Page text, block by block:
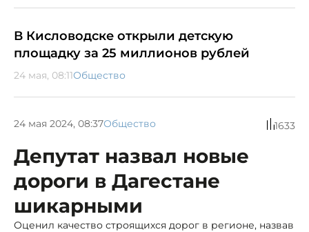
В Кисловодске открыли детскую
площадку за 25 миллионов рублей
24 мая, 08:11Общество
24 мая 2024, 08:37Общество 1633
Депутат назвал новые
дороги в Дагестане
шикарными
Оценил качество строящихся дорог в регионе, назвав